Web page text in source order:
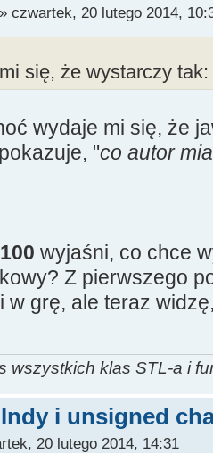
» czwartek, 20 lutego 2014,
się, że wystarczy tak:
wydaje mi się, że
"co autor
wyjaśni, co chce
Z pierwszego
w grę, ale teraz
wszystkich klas STL-a i
i unsigned
20 lutego 2014, 14:31